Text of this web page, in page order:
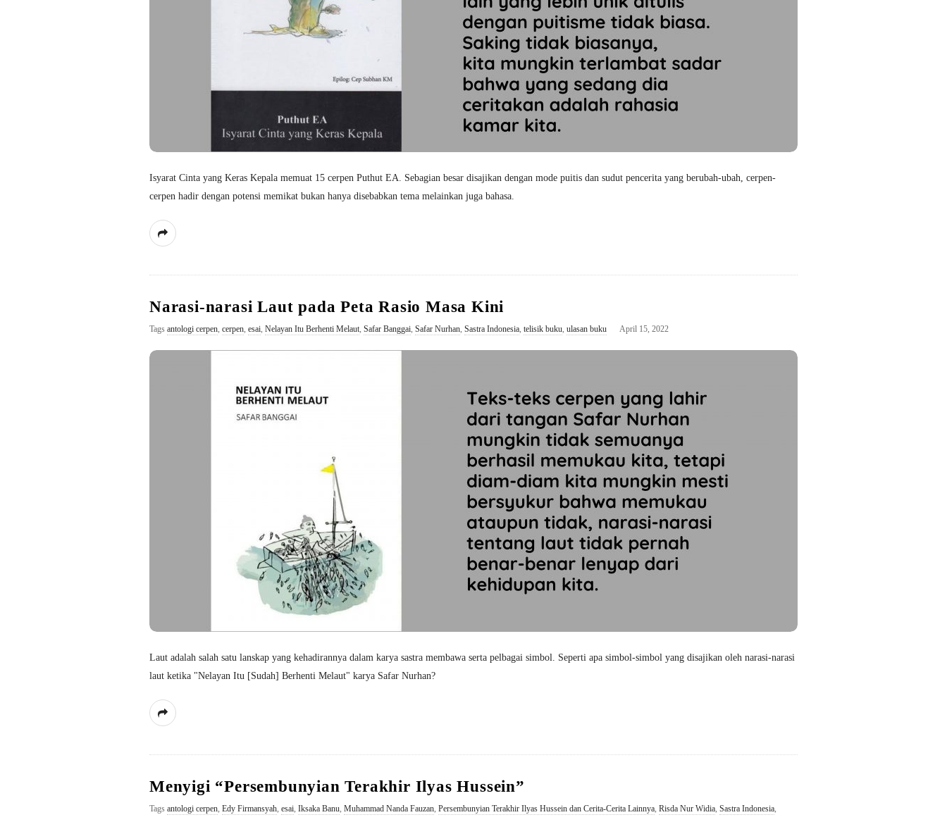
Isyarat Cinta yang Keras Kepala memuat 15 cerpen Puthut EA. Sebagian besar disajikan dengan mode puitis dan sudut pencerita yang berubah-ubah, cerpen-
cerpen hadir dengan potensi memikat bukan hanya disebabkan tema melainkan juga bahasa.
Narasi-narasi Laut pada Peta Rasio Masa Kini
Tags antologi cerpen, cerpen, esai, Nelayan Itu Berhenti Melaut, Safar Banggai, Safar Nurhan, Sastra Indonesia, telisik buku, ulasan buku April 15, 2022
Laut adalah salah satu lanskap yang kehadirannya dalam karya sastra membawa serta pelbagai simbol. Seperti apa simbol-simbol yang disajikan oleh narasi-narasi
laut ketika "Nelayan Itu [Sudah] Berhenti Melaut" karya Safar Nurhan?
Menyigi “Persembunyian Terakhir Ilyas Hussein”
Tags antologi cerpen, Edy Firmansyah, esai, Iksaka Banu, Muhammad Nanda Fauzan, Persembunyian Terakhir Ilyas Hussein dan Cerita-Cerita Lainnya, Risda Nur Widia, Sastra Indonesia,